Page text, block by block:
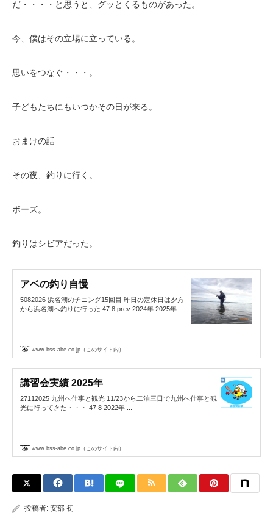
だ・・・・と思うと、グッとくるものがあった。
今、僕はその立場に立っている。
思いをつなぐ・・・。
子どもたちにもいつかその日が来る。
おまけの話
その夜、釣りに行く。
ボーズ。
釣りはシビアだった。
アベの釣り自慢
5082026 浜名湖のチニング15回目 昨日の定休日は夕方
から浜名湖へ釣りに行った 47 8 prev 2024年 2025年 ...
www.bss-abe.co.jp（このサイト内）
講習会実績 2025年
27112025 九州へ仕事と観光 11/23から二泊三日で九州へ仕事と観
光に行ってきた・・・ 47 8 2022年 ...
www.bss-abe.co.jp（このサイト内）
投稿者: 安部 初